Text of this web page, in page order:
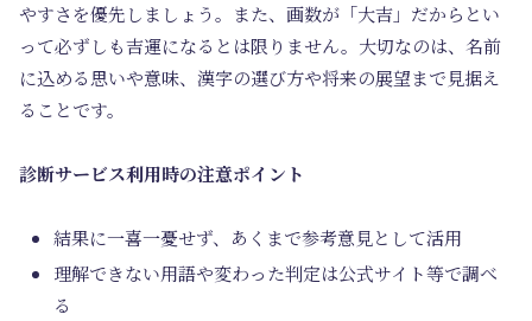
やすさを優先しましょう。また、画数が「大吉」だからとい
って必ずしも吉運になるとは限りません。大切なのは、名前
に込める思いや意味、漢字の選び方や将来の展望まで見据え
ることです。
診断サービス利用時の注意ポイント
結果に一喜一憂せず、あくまで参考意見として活用
理解できない用語や変わった判定は公式サイト等で調べ
る